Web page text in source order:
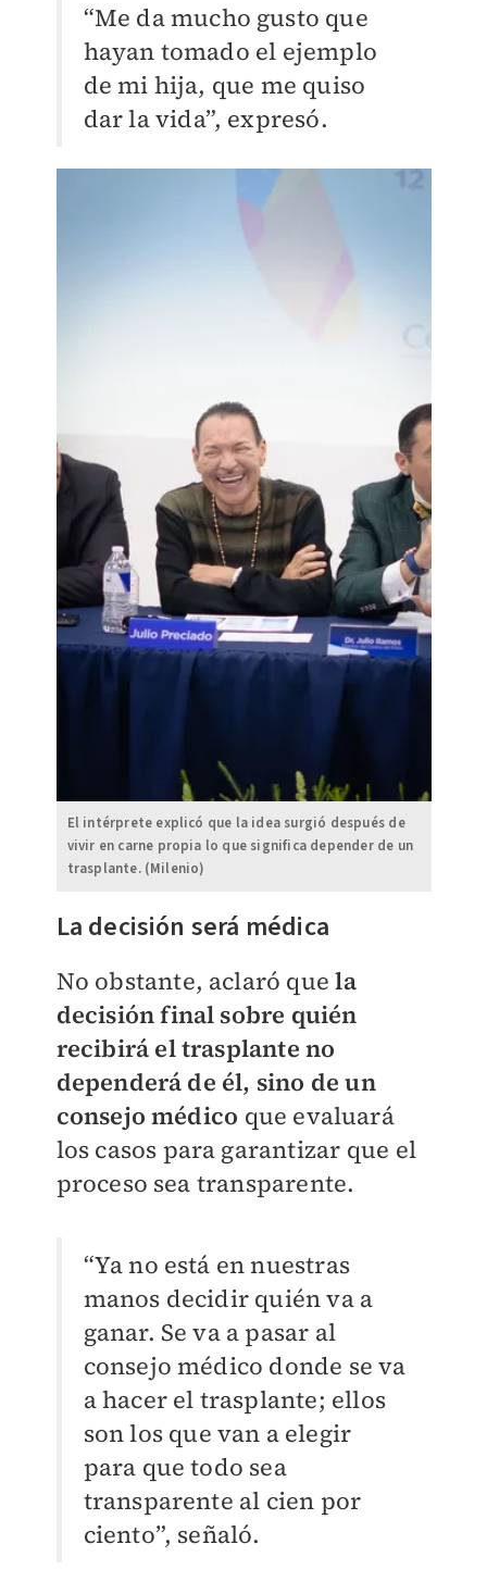
“Me da mucho gusto que
hayan tomado el ejemplo
de mi hija, que me quiso
dar la vida”, expresó.
El intérprete explicó que la idea surgió después de
vivir en carne propia lo que significa depender de un
trasplante. (Milenio)
La decisión será médica
No obstante, aclaró quela
decisión final sobre quién
recibirá el trasplante no
dependerá de él, sino de un
consejo médico que evaluará
los casos para garantizar que el
proceso sea transparente.
“Ya no está en nuestras
manos decidir quién va a
ganar. Se va a pasar al
consejo médico donde se va
a hacer el trasplante; ellos
son los que van a elegir
para que todo sea
transparente al cien por
ciento”, señaló.